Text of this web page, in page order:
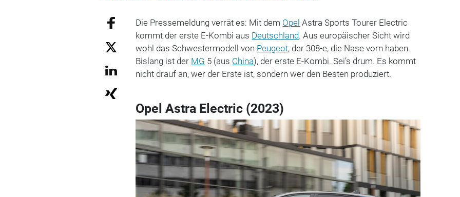
Die Pressemeldung verrät es: Mit dem Opel Astra Sports Tourer Electric
kommt der erste E-Kombi aus Deutschland. Aus europäischer Sicht wird
wohl das Schwestermodell von Peugeot, der 308-e, die Nase vorn haben.
Bislang ist der MG 5 (aus China), der erste E-Kombi. Sei’s drum. Es kommt
nicht drauf an, wer der Erste ist, sondern wer den Besten produziert.
Opel Astra Electric (2023)